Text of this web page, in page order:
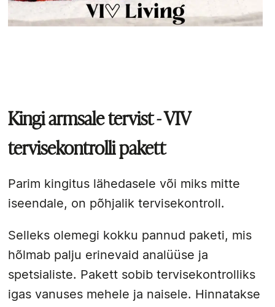
Kingi armsale tervist - VIV
tervisekontrolli pakett
Parim kingitus lähedasele või miks mitte
iseendale, on põhjalik tervisekontroll.
Selleks olemegi kokku pannud paketi, mis
hõlmab palju erinevaid analüüse ja
spetsialiste. Pakett sobib tervisekontrolliks
igas vanuses mehele ja naisele. Hinnatakse